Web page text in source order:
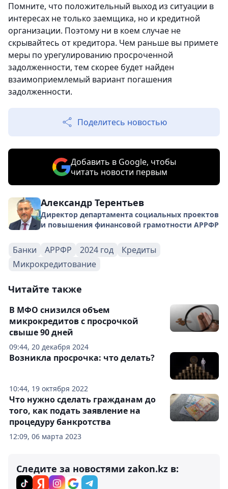
Помните, что положительный выход из ситуации в
интересах не только заемщика, но и кредитной
организации. Поэтому ни в коем случае не
скрывайтесь от кредитора. Чем раньше вы примете
меры по урегулированию просроченной
задолженности, тем скорее будет найден
взаимоприемлемый вариант погашения
задолженности.
Поделитесь новостью
Добавить в Google, чтобы
читать новости первым
Александр Терентьев
Директор департамента социальных проектов
и повышения финансовой грамотности АРРФР
Банки АРРФР 2024 год
Кредиты
Микрокредитование
Читайте также
09:44, 20 декабря 2024
В МФО снизился объем
микрокредитов с просрочкой
свыше 90 дней
10:44, 19 октября 2022
Возникла просрочка: что делать?
12:09, 06 марта 2023
Что нужно сделать гражданам до
того, как подать заявление на
процедуру банкротства
Следите за новостями zakon.kz в: